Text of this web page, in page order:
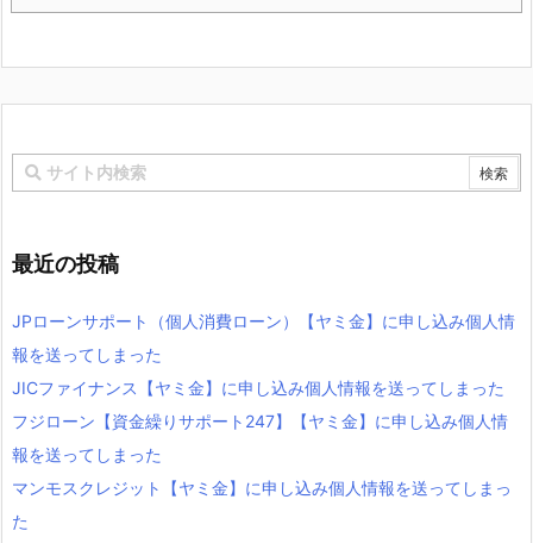
最近の投稿
JPローンサポート（個人消費ローン）【ヤミ金】に申し込み個人情
報を送ってしまった
JICファイナンス【ヤミ金】に申し込み個人情報を送ってしまった
フジローン【資金繰りサポート247】【ヤミ金】に申し込み個人情
報を送ってしまった
マンモスクレジット【ヤミ金】に申し込み個人情報を送ってしまっ
た